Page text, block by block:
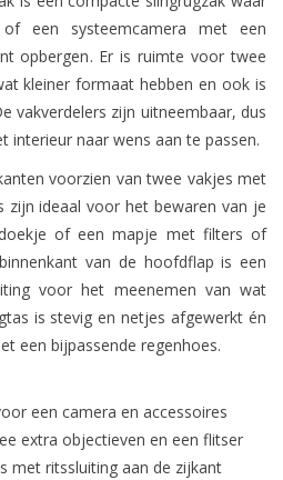
een systeemcamera met een
opbergen. Er is ruimte voor twee
kleiner formaat hebben en ook is
vakverdelers zijn uitneembaar, dus
interieur naar wens aan te passen.
voorzien van twee vakjes met
zijn ideaal voor het bewaren van je
of een mapje met filters of
van de hoofdflap is een
voor het meenemen van wat
is stevig en netjes afgewerkt én
een bijpassende regenhoes.
een camera en accessoires
extra objectieven en een flitser
met ritssluiting aan de zijkant